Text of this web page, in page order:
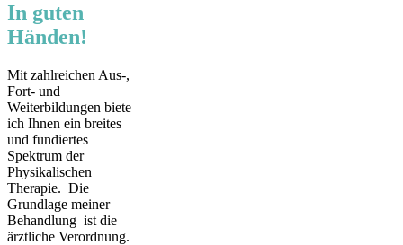
In guten
Händen!
Mit zahlreichen Aus-,
Fort- und
Weiterbildungen biete
ich Ihnen ein breites
und fundiertes
Spektrum der
Physikalischen
Therapie. Die
Grundlage meiner
Behandlung ist die
ärztliche Verordnung.